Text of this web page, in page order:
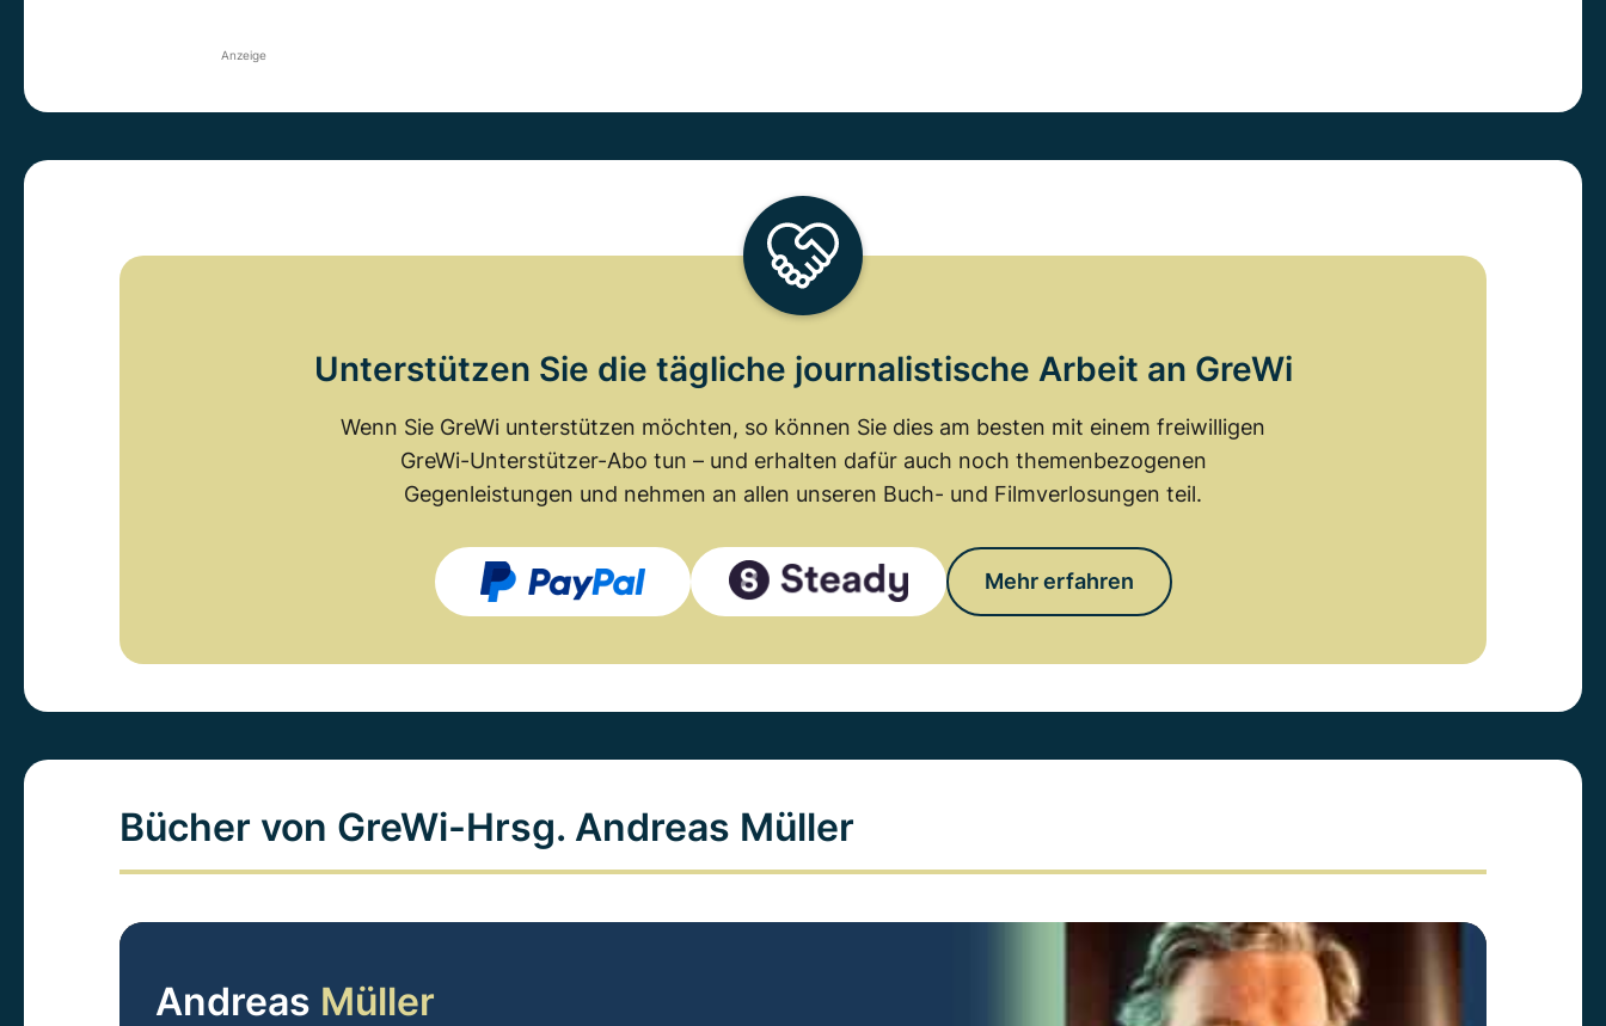
Anzeige
Unterstützen Sie die tägliche journalistische Arbeit an GreWi
Wenn Sie GreWi unterstützen möchten, so können Sie dies am besten mit einem freiwilligen
GreWi-Unterstützer-Abo tun – und erhalten dafür auch noch themenbezogenen
Gegenleistungen und nehmen an allen unseren Buch- und Filmverlosungen teil.
Mehr erfahren
Bücher von GreWi-Hrsg. Andreas Müller
Andreas Müller